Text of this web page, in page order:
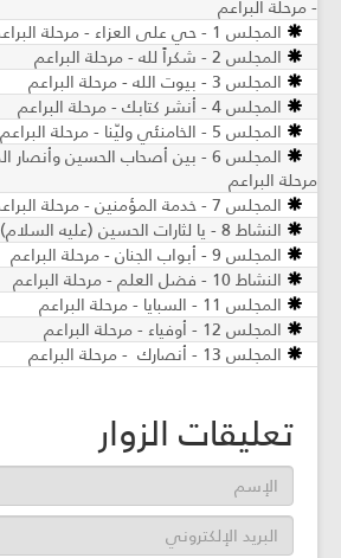
- مرحلة البراعم
المجلس 1 - حي على العزاء - مرحلة البراعم
المجلس 2 - شكراً لله - مرحلة البراعم
المجلس 3 - بيوت الله - مرحلة البراعم
المجلس 4 - أنشر كتابك - مرحلة البراعم
المجلس 5 - الخامنئي وليّنا - مرحلة البراعم
المجلس 6 - بين أصحاب الحسين
مرحلة البراعم
المجلس 7 - خدمة المؤمنين - مرحلة البراعم
النشاط 8 - يا لثارات الحسين (عليه السلام) - مرحلة البراعم
المجلس 9 - أبواب الجنان - مرحلة البراعم
النشاط 10 - فضل العلم - مرحلة البراعم
المجلس 11 - السبايا - مرحلة البراعم
المجلس 12 - أوفياء - مرحلة البراعم
المجلس 13 - أنصارك - مرحلة البراعم
تعليقات الزوار